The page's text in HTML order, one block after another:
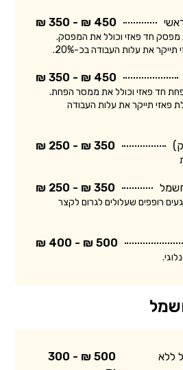
450 ₪ - 350 ₪
חד פאזי וכולל את המפסק.
את עלות העבודה בכ-20%.
450 ₪ - 350 ₪
חד פאזי וכולל את ממסר הפחת.
תייקר את עלות העבודה
350 ₪ - 250 ₪
350 ₪ - 250 ₪
רופפים שעלולים לגרום לקצר
500 ₪ - 400 ₪
ללא
500 ₪ - 300